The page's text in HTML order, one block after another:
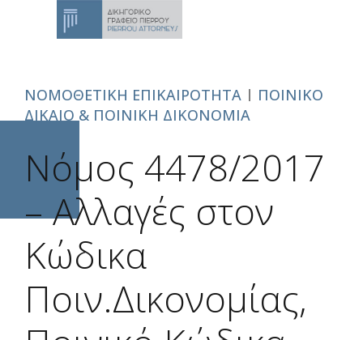
ΝΟΜΟΘΕΤΙΚΗ ΕΠΙΚΑΙΡΟΤΗΤΑ
ΠΟΙΝΙΚΟ
ΔΙΚΑΙΟ & ΠΟΙΝΙΚΗ ΔΙΚΟΝΟΜΙΑ
Νόμος 4478/2017
– Aλλαγές στον
Κώδικα
Ποιν.Δικονομίας,